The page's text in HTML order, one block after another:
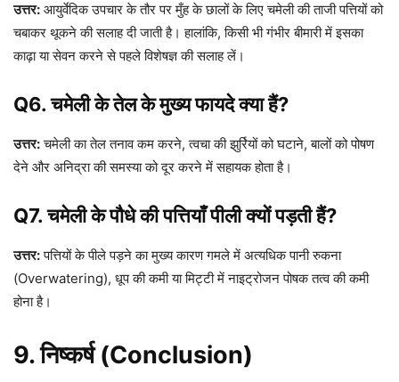
उत्तर: आयुर्वेदिक उपचार के तौर पर मुँह के छालों के लिए चमेली की ताजी पत्तियों को
चबाकर थूकने की सलाह दी जाती है। हालांकि, किसी भी गंभीर बीमारी में इसका
काढ़ा या सेवन करने से पहले विशेषज्ञ की सलाह लें।
Q6. चमेली के तेल के मुख्य फायदे क्या हैं?
उत्तर:चमेली का तेल तनाव कम करने, त्वचा की झुर्रियों को घटाने, बालों को पोषण
देने और अनिद्रा की समस्या को दूर करने में सहायक होता है।
Q7. चमेली के पौधे की पत्तियाँ पीली क्यों पड़ती हैं?
उत्तर:पत्तियों के पीले पड़ने का मुख्य कारण गमले में अत्यधिक पानी रुकना
(Overwatering), धूप की कमी या मिट्टी में नाइट्रोजन पोषक तत्व की कमी
होना है।
9. निष्कर्ष (Conclusion)